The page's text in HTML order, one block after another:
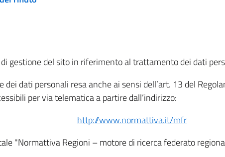
gestione del sito in riferimento al trattamento dei dati
dati personali resa anche ai sensi dell’art. 13 del
per via telematica a partire dall’indirizzo:
http://www.normattiva.it/mfr
"Normattiva Regioni – motore di ricerca federato